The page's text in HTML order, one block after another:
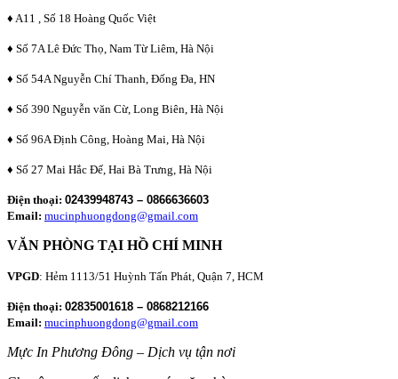
♦ A11 , Số 18 Hoàng Quốc Việt
♦ Số 7A Lê Đức Thọ, Nam Từ Liêm, Hà Nội
♦ Số 54A Nguyễn Chí Thanh, Đống Đa, HN
♦ Số 390 Nguyễn văn Cừ, Long Biên, Hà Nội
♦ Số 96A Định Công, Hoàng Mai, Hà Nội
♦ Số 27 Mai Hắc Đế, Hai Bà Trưng, Hà Nội
Điện thoại: 02439948743 – 0866636603
Email: mucinphuongdong@gmail.com
VĂN PHÒNG TẠI HỒ CHÍ MINH
VPGD: Hẻm 1113/51 Huỳnh Tấn Phát, Quận 7, HCM
Điện thoại: 02835001618 – 0868212166
Email: mucinphuongdong@gmail.com
Mực In Phương Đông – Dịch vụ tận nơi